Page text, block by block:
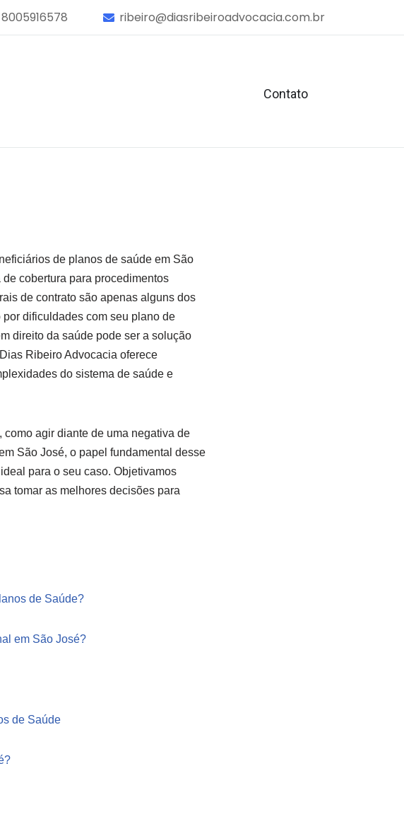
8005916578 ribeiro@diasribeiroadvocacia.com.br
Contato
de planos de saúde em São
cobertura para procedimentos
de contrato são apenas alguns dos
dificuldades com seu plano de
direito da saúde pode ser a solução
Ribeiro Advocacia oferece
do sistema de saúde e
agir diante de uma negativa de
São José, o papel fundamental desse
para o seu caso. Objetivamos
tomar as melhores decisões para
de Saúde?
em São José?
de Saúde